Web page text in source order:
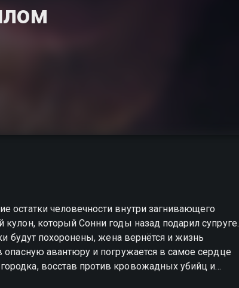
остатки человечности внутри загнивающего
который Сонни годы назад подарил супруге.
будут похоронены, жена вернётся и жизнь
авантюру и погружается в самое сердце
восстав против кровожадных убийц и